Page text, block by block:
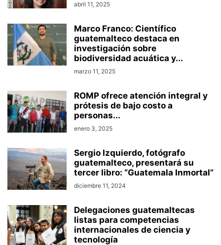
abril 11, 2025
Marco Franco: Científico
guatemalteco destaca en
investigación sobre
biodiversidad acuática y...
marzo 11, 2025
ROMP ofrece atención integral y
prótesis de bajo costo a
personas...
enero 3, 2025
Sergio Izquierdo, fotógrafo
guatemalteco, presentará su
tercer libro: “Guatemala Inmortal”
diciembre 11, 2024
Delegaciones guatemaltecas
listas para competencias
internacionales de ciencia y
tecnología